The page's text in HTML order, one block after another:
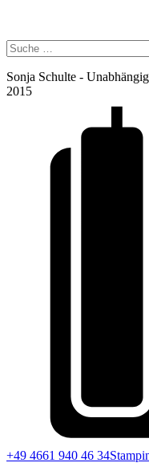
Sonja Schulte -
2015
+49 4661 940 46 34